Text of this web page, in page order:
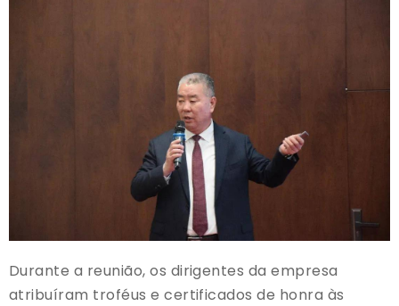
Durante a reunião, os dirigentes da empresa
atribuíram troféus e certificados de honra às